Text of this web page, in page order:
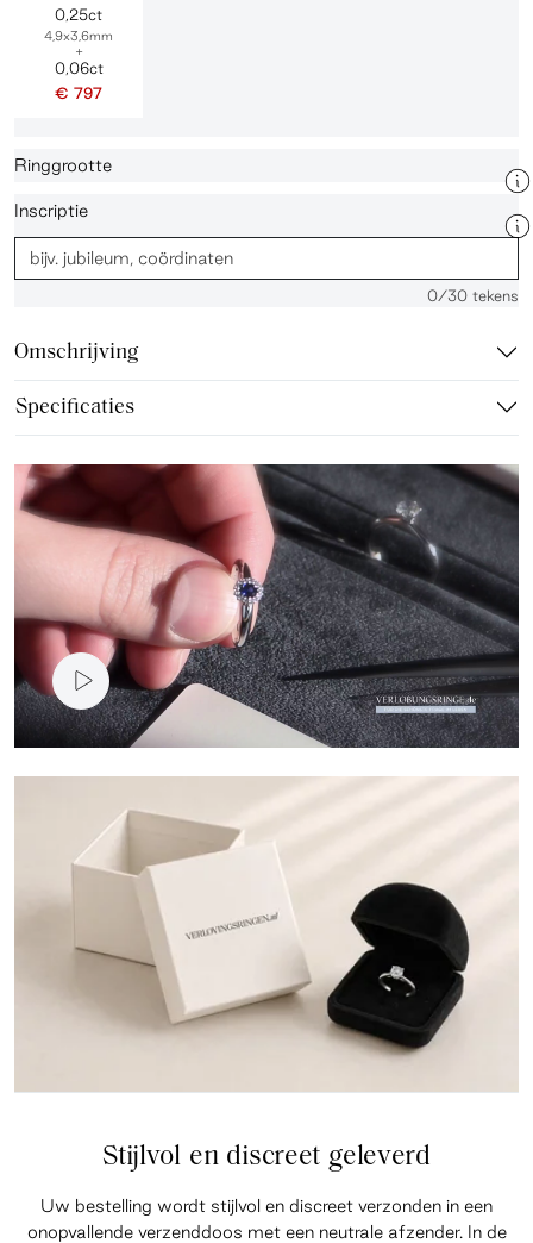
0,25ct
4,9x3,6mm
+
0,06ct
€ 797
Ringgrootte
Inscriptie
0/30 tekens
Omschrijving
Specificaties
Video presentatie
Stijlvol en discreet geleverd
Uw bestelling wordt stijlvol en discreet verzonden in een
onopvallende verzenddoos met een neutrale afzender. In de